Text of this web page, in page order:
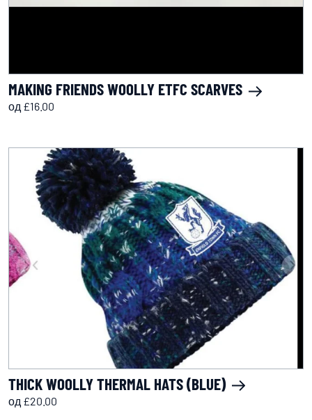
MAKING FRIENDS WOOLLY ETFC SCARVES
од £16.00
THICK WOOLLY THERMAL HATS (BLUE)
од £20.00